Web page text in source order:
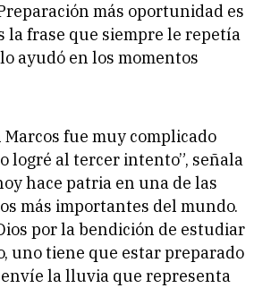
más oportunidad es
la frase que siempre le repetía
ayudó en los momentos
Marcos fue muy complicado
logré al tercer intento”, señala
hace patria en una de las
más importantes del mundo.
por la bendición de estudiar
uno tiene que estar preparado
la lluvia que representa